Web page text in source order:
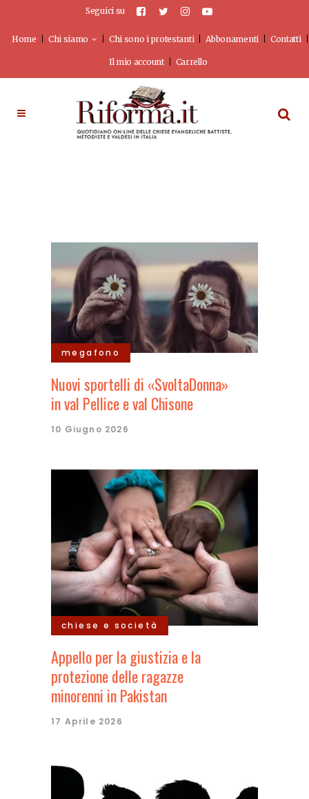
Seguici su
Home Chi siamo Chi sono i protestanti Abbonamenti Contatti
Il mio account Carrello
megafono
Nuovi sportelli di «SvoltaDonna»
in val Pellice e val Chisone
10 Giugno 2026
chiese e società
Appello per la giustizia e la
protezione delle ragazze
minorenni in Pakistan
17 Aprile 2026